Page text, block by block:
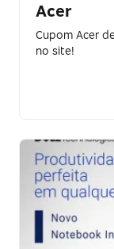
Acer
Cupom Acer
no site!